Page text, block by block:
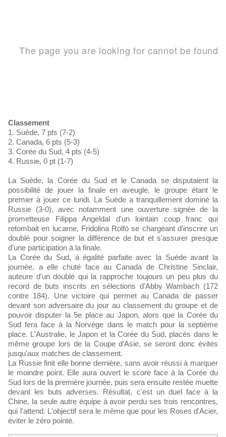
Classement
1. Suède, 7 pts (7-2)
2. Canada, 6 pts (5-3)
3. Corée du Sud, 4 pts (4-5)
4. Russie, 0 pt (1-7)
La Suède, la Corée du Sud et le Canada se disputaient la
possibilité de jouer la finale en aveugle, le groupe étant le
premier à jouer ce lundi. La Suède a tranquillement dominé la
Russie (3-0), avec notamment une ouverture signée de la
prometteuse Filippa Angeldal d'un lointain coup franc qui
retombait en lucarne, Fridolina Rolfö se chargeant d'inscrire un
doublé pour soigner la différence de but et s'assurer presque
d'une participation à la finale.
La Corée du Sud, à égalité parfaite avec la Suède avant la
journée, a elle chuté face au Canada de Christine Sinclair,
auteure d'un doublé qui la rapproche toujours un peu plus du
record de buts inscrits en sélections d'Abby Wambach (172
contre 184). Une victoire qui permet au Canada de passer
devant son adversaire du jour au classement du groupe et de
pouvoir disputer la 5e place au Japon, alors que la Corée du
Sud fera face à la Norvège dans le match pour la septième
place. L'Australie, le Japon et la Corée du Sud, placés dans le
même groupe lors de la Coupe d'Asie, se seront donc évités
jusqu'aux matches de classement.
La Russie finit elle bonne dernière, sans avoir réussi à marquer
le moindre point. Elle aura ouvert le score face à la Corée du
Sud lors de la première journée, puis sera ensuite restée muette
devant les buts adverses. Résultat, c'est un duel face à la
Chine, la seule autre équipe à avoir perdu ses trois rencontres,
qui l'attend. L'objectif sera le même que pour les Roses d'Acier,
éviter le zéro pointé.